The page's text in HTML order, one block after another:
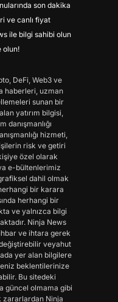
son dakika
ve canlı fiyat
ile bilgi sahibi olun
olun!
DeFi, Web3 ve
haberleri, uzman
sunan bir
yatırım bilgisi,
danışmanlığı
hizmeti,
risk ve getiri
özel olarak
e-bültenlerimiz
dahil olmak
bir karara
herhangi bir
ve yalnızca bilgi
Ninja News
ve ihtara gerek
veyahut
yer alan bilgilere
beklentilerinize
Bu sitedeki
güncel olmama gibi
zararlardan Ninja